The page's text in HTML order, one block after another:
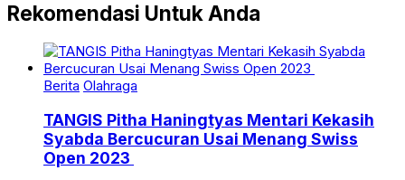
Rekomendasi Untuk Anda
Berita Olahraga
TANGIS Pitha Haningtyas Mentari Kekasih
Syabda Bercucuran Usai Menang Swiss
Open 2023